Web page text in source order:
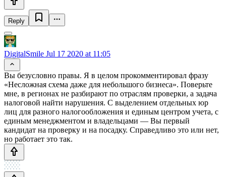
Reply
DigitalSmile Jul 17 2020 at 11:05
Вы безусловно правы. Я в целом прокомментировал фразу
«Несложная схема даже для небольшого бизнеса». Поверьте
мне, в регионах не разбирают по отраслям проверки, а задача
налоговой найти нарушения. С выделением отдельных юр
лиц для разного налогообложения и единым центром учета, с
единым менеджментом и владельцами — Вы первый
кандидат на проверку и на посадку. Справедливо это или нет,
но работает это так.